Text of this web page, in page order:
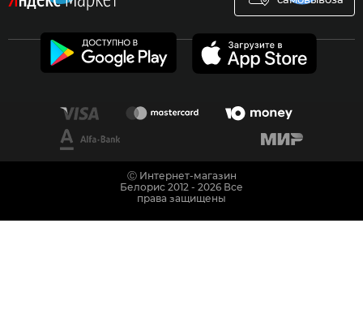
Ⓒ Интернет-магазин
Белорис 2012 - 2026 Все
права защищены